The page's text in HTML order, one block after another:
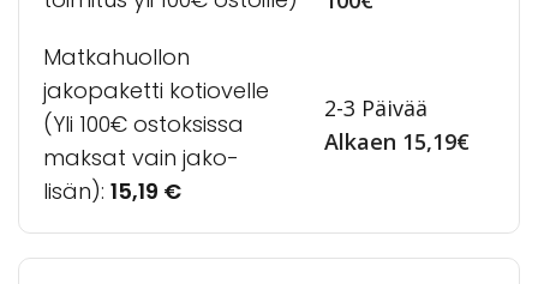
Matkahuollon
jakopaketti kotiovelle
(Yli 100€ ostoksissa
maksat vain jako-
lisän): 15,19 €
2-3 Päivää
Alkaen 15,19€